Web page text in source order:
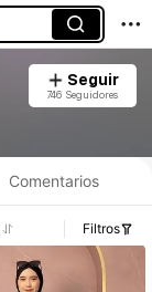
Seguir
746 Seguidores
Comentarios
Filtros